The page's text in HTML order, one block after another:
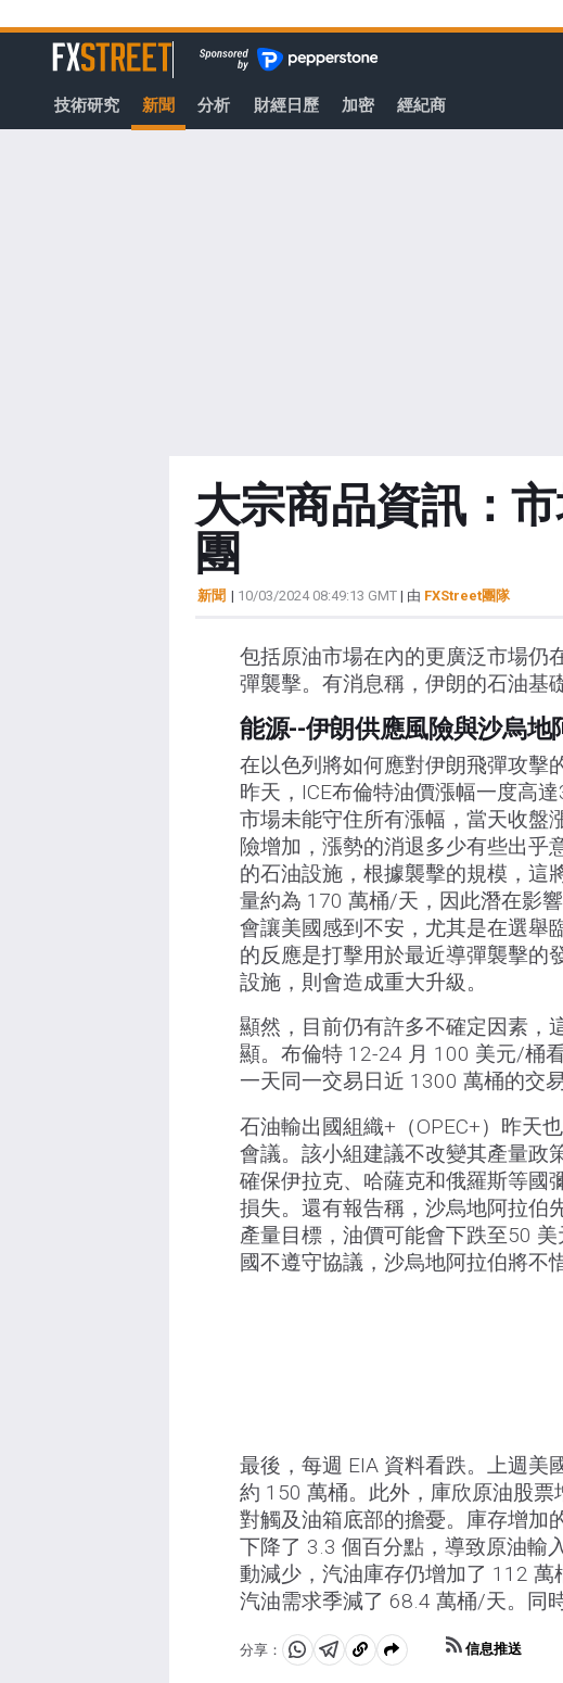
至
容
FXStreet
技術研究 新聞 分析 財經日歷 加密 經紀商
大宗商品資訊：
團
新聞 | 10/03/2024 08:49:13 GMT| 由 FXStreet團隊
包括原油市場在內的更廣泛市場仍
彈襲擊。有消息稱，伊朗的石油基
能源--伊朗供應風險與沙烏地
在以色列將如何應對伊朗飛彈攻擊
昨天，ICE布倫特油價漲幅一度高
市場未能守住所有漲幅，當天收盤
險增加，漲勢的消退多少有些出乎
的石油設施，根據襲擊的規模，這
量約為 170 萬桶/天，因此潛在影
會讓美國感到不安，尤其是在選舉
的反應是打擊用於最近導彈襲擊的
設施，則會造成重大升級。
顯然，目前仍有許多不確定因素，
顯。布倫特 12-24 月 100 美元/桶
一天同一交易日近 1300 萬桶的交
石油輸出國組織+（OPEC+）昨天
會議。該小組建議不改變其產量政
確保伊拉克、哈薩克和俄羅斯等國
損失。還有報告稱，沙烏地阿拉伯
產量目標，油價可能會下跌至50
國不遵守協議，沙烏地阿拉伯將不
最後，每週 EIA 資料看跌。上週美
約 150 萬桶。此外，庫欣原油股
對觸及油箱底部的擔憂。庫存增加
下降了 3.3 個百分點，導致原油輸
動減少，汽油庫存仍增加了 112
汽油需求季減了 68.4 萬桶/天。同
分享：
分
分
複
信息推送